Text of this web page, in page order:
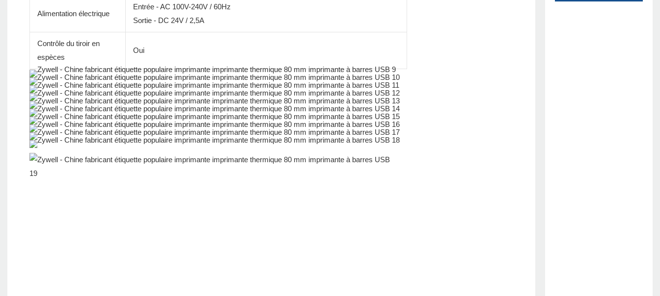
Alimentation électrique
Entrée - AC 100V-240V / 60Hz
Sortie - DC 24V / 2,5A
Contrôle du tiroir en
espèces
Oui